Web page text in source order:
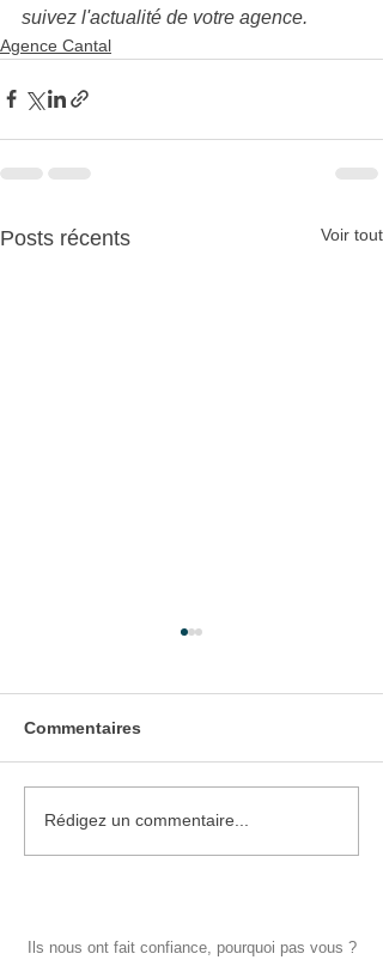
suivez l'actualité de votre agence.
Agence Cantal
Posts récents Voir tout
Pose de Portes de
Commentaires
Rédigez un commentaire...
Ils nous ont fait confiance, pourquoi pas vous ?